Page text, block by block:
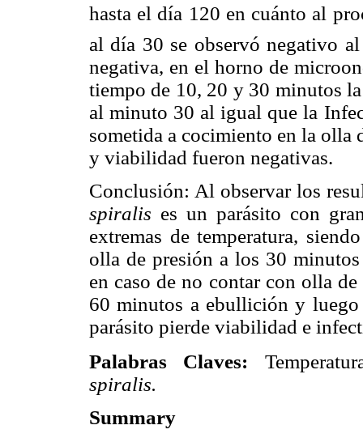
hasta el día 120 en cuánto al
al día 30 se observó negativo
negativa, en el horno de
tiempo de 10, 20 y 30 minutos
al minuto 30 al igual que la
sometida a cocimiento en la
y viabilidad fueron negativas.
Conclusión: Al observar los
spiralis es un parásito con
extremas de temperatura,
olla de presión a los 30
en caso de no contar con olla
60 minutos a ebullición y luego
parásito pierde viabilidad e
Palabras Claves:
spiralis.
Summary